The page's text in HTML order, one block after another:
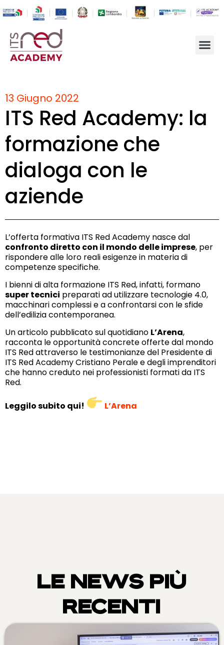
13 Giugno 2022
ITS Red Academy: la
formazione che
dialoga con le
aziende
L’offerta formativa ITS Red Academy nasce dal
confronto diretto con il mondo delle imprese, per
rispondere alle loro reali esigenze in materia di
competenze specifiche.
I bienni di alta formazione ITS Red, infatti, formano
super tecnici preparati ad utilizzare tecnologie 4.0,
macchinari complessi e a confrontarsi con le sfide
dell’edilizia contemporanea.
Un articolo pubblicato sul quotidiano L’Arena,
racconta le opportunità concrete offerte dal mondo
ITS Red attraverso le testimonianze del Presidente di
ITS Red Academy Cristiano Perale e degli imprenditori
che hanno creduto nei professionisti formati da ITS
Red.
Leggilo subito qui! L’Arena
LE NEWS PIÙ
RECENTI